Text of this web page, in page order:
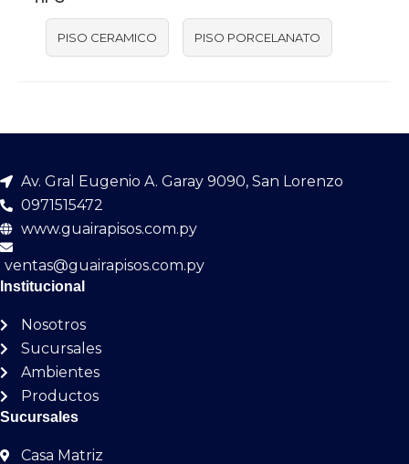
PISO CERAMICO PISO PORCELANATO
Av. Gral Eugenio A. Garay 9090, San Lorenzo
0971515472
www.guairapisos.com.py
ventas@guairapisos.com.py
Institucional
Nosotros
Sucursales
Ambientes
Productos
Sucursales
Casa Matriz